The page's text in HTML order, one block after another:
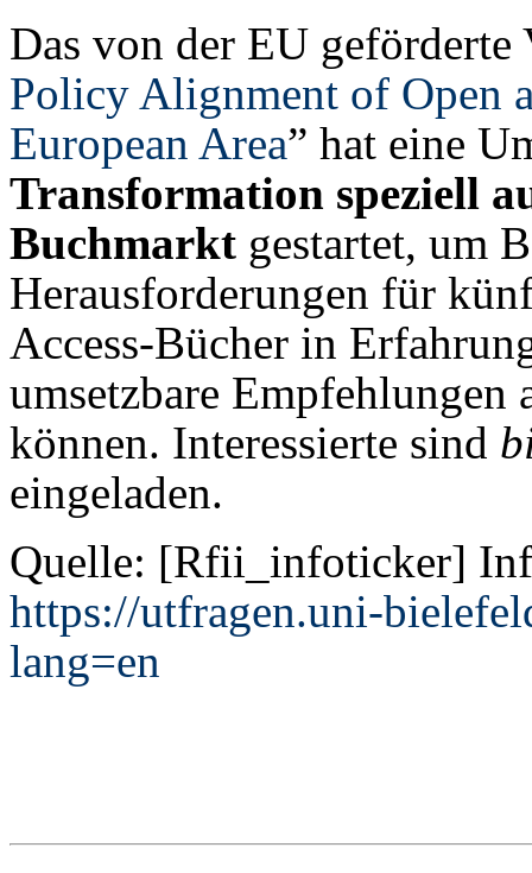
Das von der EU geförderte
Policy Alignment of Open
European Area” hat eine
Transformation speziell
Buchmarkt gestartet, um
Herausforderungen für
Access-Bücher in
umsetzbare Empfehlungen
können. Interessierte sind
eingeladen.
Quelle: [Rfii_infoticker]
https://utfragen.uni-
lang=en